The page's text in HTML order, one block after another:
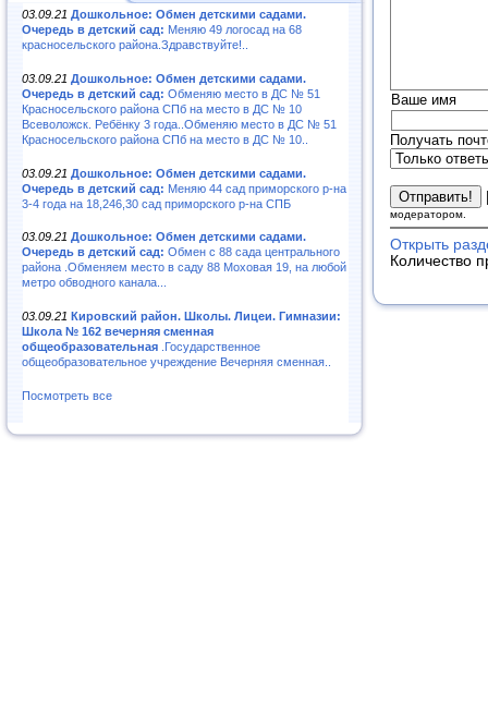
03.09.21 Дошкольное: Обмен детскими садами.
Очередь в детский сад: Меняю 49 логосад на 68
красносельского района.Здравствуйте!..
03.09.21 Дошкольное: Обмен детскими садами.
Очередь в детский сад: Обменяю место в ДС № 51
Красносельского района СПб на место в ДС № 10
Всеволожск. Ребёнку 3 года..Обменяю место в ДС № 51
Красносельского района СПб на место в ДС № 10..
03.09.21 Дошкольное: Обмен детскими садами.
Очередь в детский сад: Меняю 44 сад приморского р-на
3-4 года на 18,246,30 сад приморского р-на СПБ
03.09.21 Дошкольное: Обмен детскими садами.
Очередь в детский сад: Обмен с 88 сада центрального
района .Обменяем место в саду 88 Моховая 19, на любой
метро обводного канала...
03.09.21 Кировский район. Школы. Лицеи. Гимназии:
Школа № 162 вечерняя сменная
общеобразовательная .Государственное
общеобразовательное учреждение Вечерняя сменная..
Посмотреть все
Ваше имя
Получать
модератором.
Открыть
Количество